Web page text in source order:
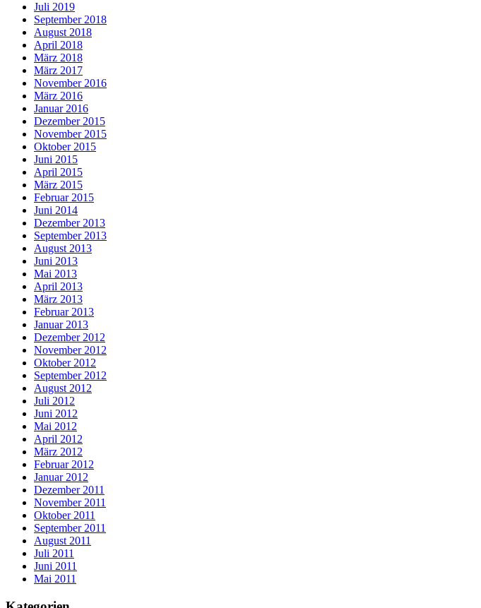
Juli 2019
September 2018
August 2018
April 2018
März 2018
März 2017
November 2016
März 2016
Januar 2016
Dezember 2015
November 2015
Oktober 2015
Juni 2015
April 2015
März 2015
Februar 2015
Juni 2014
Dezember 2013
September 2013
August 2013
Juni 2013
Mai 2013
April 2013
März 2013
Februar 2013
Januar 2013
Dezember 2012
November 2012
Oktober 2012
September 2012
August 2012
Juli 2012
Juni 2012
Mai 2012
April 2012
März 2012
Februar 2012
Januar 2012
Dezember 2011
November 2011
Oktober 2011
September 2011
August 2011
Juli 2011
Juni 2011
Mai 2011